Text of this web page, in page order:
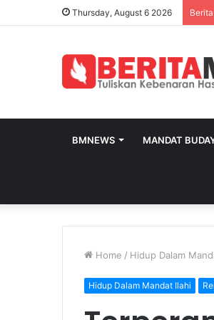
Thursday, August 6 2026
BMNEWS MANDAT
Home / Hidup Dalam
Hidup Dalam Mandat Ilahi